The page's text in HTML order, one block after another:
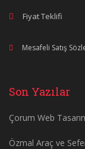
Fiyat Teklifi
Mesafeli Satış
Son Yazılar
Çorum Web
Özmal Araç ve